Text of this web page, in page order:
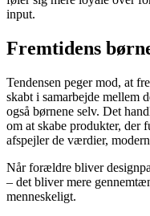
input.
Fremtidens
Tendensen peger mod, at
skabt i samarbejde mellem
også børnene selv. Det
om at skabe produkter, der
afspejler de værdier,
Når forældre bliver
– det bliver mere
menneskeligt.